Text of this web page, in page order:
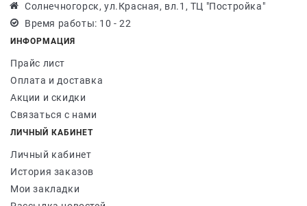
Солнечногорск, ул.Красная, вл.1, ТЦ "Постройка"
Время работы: 10 - 22
ИНФОРМАЦИЯ
Прайс лист
Оплата и доставка
Акции и скидки
Связаться с нами
ЛИЧНЫЙ КАБИНЕТ
Личный кабинет
История заказов
Мои закладки